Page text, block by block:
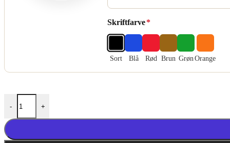
Skriftfarve*
Sort Blå Rød Brun GrønOrange
-
Golfbolde Med Tryk - Titleist Trufeel antal
+